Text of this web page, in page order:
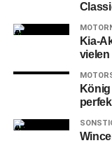
Kia-
vielen